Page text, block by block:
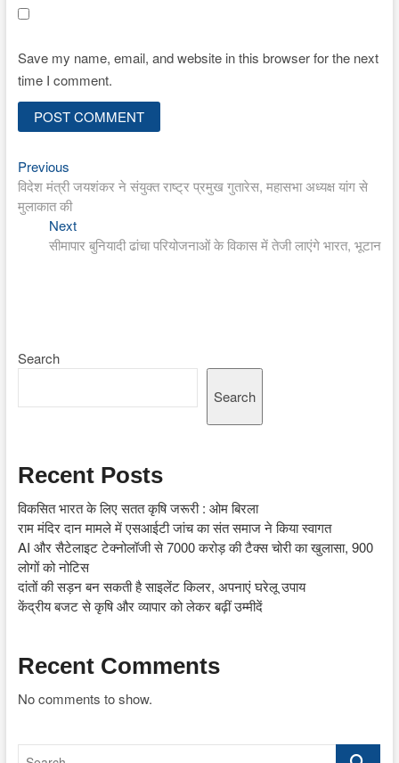
Save my name, email, and website in this browser for the next
time I comment.
Post
navigation
PreviousPrevious
post:
विदेश मंत्री जयशंकर ने संयुक्त राष्ट्र प्रमुख गुतारेस, महासभा अध्यक्ष यांग से
मुलाकात की
NextNext
post:
सीमापार बुनियादी ढांचा परियोजनाओं के विकास में तेजी लाएंगे भारत, भूटान
Search
Search
Recent Posts
विकसित भारत के लिए सतत कृषि जरूरी : ओम बिरला
राम मंदिर दान मामले में एसआईटी जांच का संत समाज ने किया स्वागत
AI और सैटेलाइट टेक्नोलॉजी से 7000 करोड़ की टैक्स चोरी का खुलासा, 900
लोगों को नोटिस
दांतों की सड़न बन सकती है साइलेंट किलर, अपनाएं घरेलू उपाय
केंद्रीय बजट से कृषि और व्यापार को लेकर बढ़ीं उम्मीदें
Recent Comments
No comments to show.
Search